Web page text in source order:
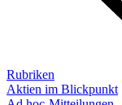
Rubriken
Aktien im Blickpunkt